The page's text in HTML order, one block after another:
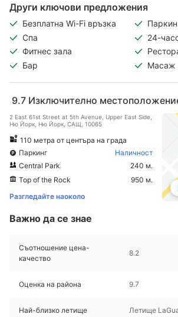
Други ключови предложения
Безплатна Wi-Fi връзка
Спа
24-
Фитнес зала
Бар
Масаж
9.7 Изключително
2 East 61st Street at 5th Avenue, Upper East Side,
Ню Йорк, Ню Йорк, САЩ, 10065
110 метра от центъра на града
Паркинг
Наличност
Central Park
240 м.
Top of the Rock
950 м.
Разгледайте наоколо
Важно да се знае
Съотношение цена-
качество
8.2
Оценка на района 9.7
Най-близко летище Летище